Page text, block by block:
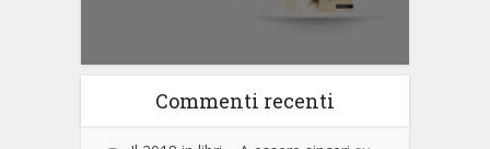
Commenti recenti